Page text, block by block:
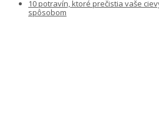
10 potravín, ktoré prečistia vaše
spôsobom